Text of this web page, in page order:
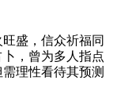
盛，信众祈福同
，曾为多人指点
理性看待其预测